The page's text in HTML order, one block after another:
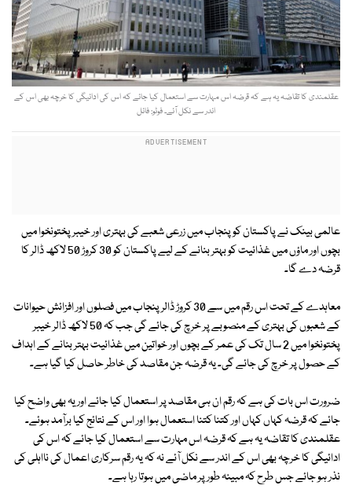
عقلمندی کا تقاضہ یہ ہے کہ قرضہ اس مہارت سے استعمال کیا جائے کہ اس کی ادائیگی کا خرچہ بھی اس کے
اندر سے نکل آئے۔ فوٹو: فائل
عالمی بینک نے پاکستان کو پنجاب میں زرعی شعبے کی بہتری اور خیبر پختونخوا میں
بچوں اور ماؤں میں غذائیت کو بہتر بنانے کے لیے پاکستان کو 30 کروڑ 50 لاکھ ڈالر کا
قرضہ دے گا۔
معاہدے کے تحت اس رقم میں سے 30 کروڑ ڈالر پنجاب میں فصلوں اور افزائش حیوانات
کے شعبوں کی بہتری کے منصوبے پر خرچ کی جائے گی جب کہ 50 لاکھ ڈالر خیبر
پختونخوا میں 2 سال تک کی عمر کے بچوں اور خواتین میں غذائیت بہتر بنانے کے اہداف
کے حصول پر خرچ کی جائے گی۔ یہ قرضہ جن مقاصد کی خاطر حاصل کیا گیا ہے۔
ضرورت اس بات کی ہے کہ رقم ان ہی مقاصد پر استعمال کیا جائے اور یہ بھی واضح کیا
جائے کہ قرضہ کہاں کہاں اور کتنا کتنا استعمال ہوا اور اس کے نتائج کیا برآمد ہوئے۔
عقلمندی کا تقاضہ یہ ہے کہ قرضہ اس مہارت سے استعمال کیا جائے کہ اس کی
ادائیگی کا خرچہ بھی اس کے اندر سے نکل آئے نہ کہ یہ رقم سرکاری اعمال کی نااہلی کی
نذر ہو جائے جس طرح کہ مبینہ طور پر ماضی میں ہوتا رہا ہے۔